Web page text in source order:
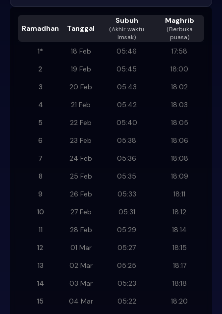
Ramadhan Tanggal
Subuh
(Akhir waktu
Imsak)
Maghrib
(Berbuka
puasa)
1* 18 Feb 05:46
17:58
2
19 Feb 05:45
18:00
3
20 Feb 05:43
18:02
4
21 Feb 05:42
18:03
5
22 Feb 05:40
18:05
6
23 Feb 05:38
18:06
7
24 Feb 05:36
18:08
8
25 Feb 05:35
18:09
9
26 Feb 05:33
18:11
10
27 Feb 05:31
18:12
11
28 Feb 05:29
18:14
12
01 Mar 05:27
18:15
13
02 Mar 05:25
18:17
14
03 Mar 05:23
18:18
15
04 Mar 05:22
18:20